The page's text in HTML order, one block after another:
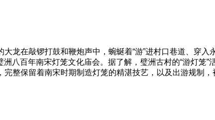
在敲锣打鼓和鞭炮声中，蜿蜒着“游”进村口巷道、穿
八百年南宋灯笼文化庙会。据了解，璧洲古村的“游灯笼
整保留着南宋时期制造灯笼的精湛技艺，以及出游规制，